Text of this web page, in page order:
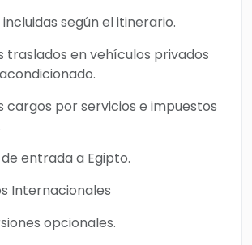
según el itinerario.
traslados en vehículos privados
cargos por servicios e impuestos
de entrada a Egipto.
Internacionales
opcionales.